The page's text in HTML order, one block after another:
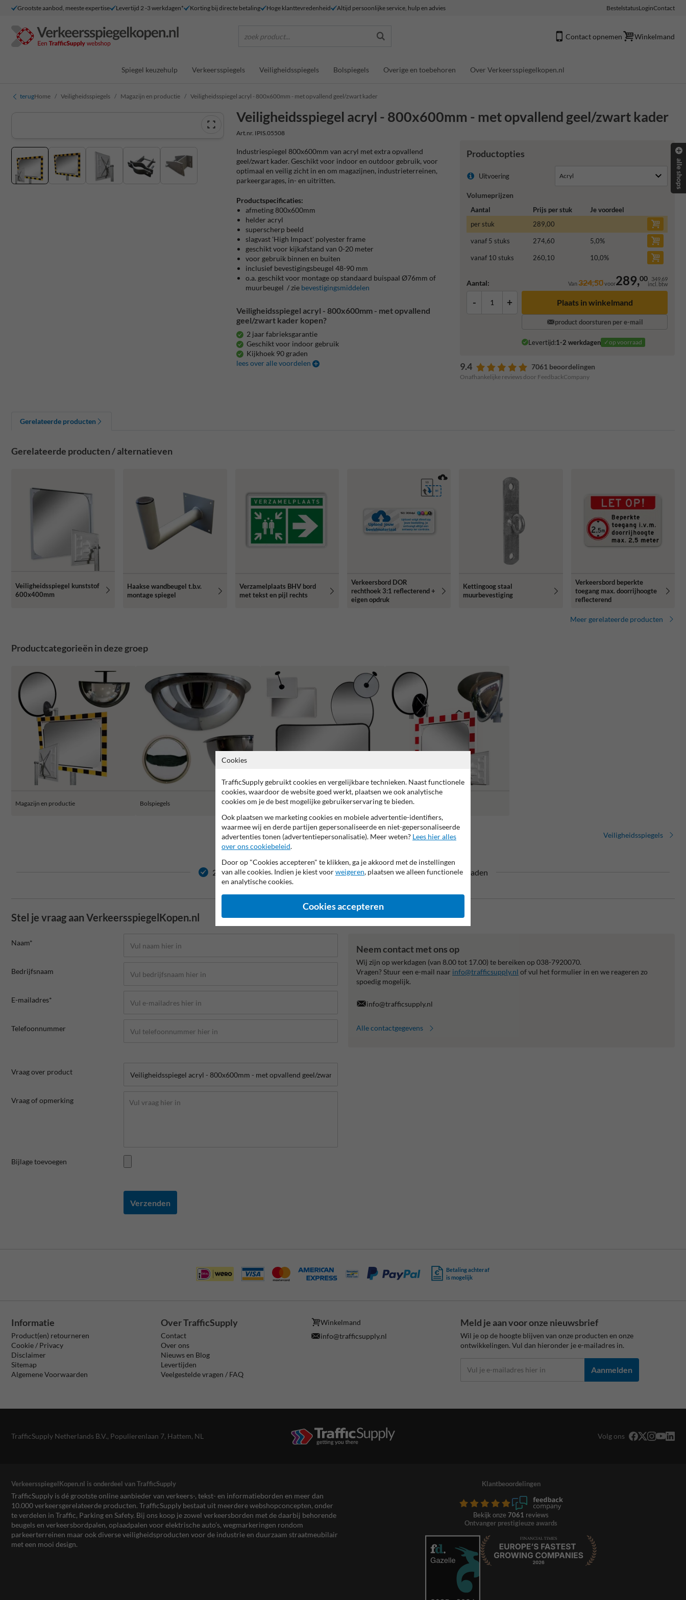
Grootste aanbod, meeste expertise Levertijd 2 -3 werkdagen* Korting bij directe betaling Hoge klanttevredenheid Altijd persoonlijke service, hulp en advies BestelstatusLoginContact
zoek product... Contact opnemen Winkelmand
Spiegel keuzehulp Verkeersspiegels Veiligheidsspiegels Bolspiegels Overige en toebehoren Over Verkeersspiegelkopen.nl
terugHome Veiligheidsspiegels Magazijn en productie Veiligheidsspiegel acryl - 800x600mm - met opvallend geel/zwart kader
Veiligheidsspiegel acryl - 800x600mm - met opvallend geel/zwart kader
Art.nr. IPIS.05508
Productopties
Uitvoering
Volumeprijzen
Aantal Prijs per stuk
Je voordeel
per stuk
289,00
vanaf 5 stuks 274,60 5,0%
vanaf 10 stuks 260,10 10,0%
Aantal: Van324,50voor289,00 349,69
incl. btw
- + Plaats in winkelmand
product doorsturen per e-mail
Levertijd:1-2 werkdagen ✓op voorraad
9.4 7061 beoordelingen
Onafhankelijke reviews door FeedbackCompany
Industriespiegel 800x600mm van acryl met extra opvallend
geel/zwart kader. Geschikt voor indoor en outdoor gebruik, voor
optimaal en veilig zicht in en om magazijnen, industrieterreinen,
parkeergarages, in- en uitritten.
Productspecificaties:
afmeting 800x600mm
helder acryl
superscherp beeld
slagvast 'High Impact' polyester frame
geschikt voor kijkafstand van 0-20 meter
voor gebruik binnen en buiten
inclusief bevestigingsbeugel 48-90 mm
o.a. geschikt voor montage op standaard buispaal Ø76mm of
muurbeugel / zie bevestigingsmiddelen
Veiligheidsspiegel acryl - 800x600mm - met opvallend
geel/zwart kader kopen?
2 jaar fabrieksgarantie
Geschikt voor indoor gebruik
Kijkhoek 90 graden
lees over alle voordelen
Gerelateerde producten
Gerelateerde producten / alternatieven
Veiligheidsspiegel kunststof
600x400mm
Haakse wandbeugel t.b.v.
montage spiegel
Verzamelplaats BHV bord
met tekst en pijl rechts
Verkeersbord DOR
rechthoek 3:1 reflecterend +
eigen opdruk
Kettingoog staal
muurbevestiging
Verkeersbord beperkte
toegang max. doorrijhoogte
reflecterend
Meer gerelateerde producten
Productcategorieën in deze groep
Magazijn en productie Bolspiegels Binnenspiegels Buitenterrein
Veiligheidsspiegels
2 jaar fabrieksgarantie Geschikt voor indoor gebruik Kijkhoek 90 graden
Stel je vraag aan VerkeersspiegelKopen.nl
Naam*
Bedrijfsnaam
E-mailadres*
Telefoonnummer
Vraag over product
Vraag of opmerking
Bijlage toevoegen
Verzenden
Neem contact met ons op
Wij zijn op werkdagen (van 8.00 tot 17.00) te bereiken op 038-7920070.
Vragen? Stuur een e-mail naar info@trafficsupply.nl of vul het formulier in en we reageren zo
spoedig mogelijk.
info@trafficsupply.nl
Alle contactgegevens
Betaling achteraf
is mogelijk
Informatie
Product(en) retourneren
Cookie / Privacy
Disclaimer
Sitemap
Algemene Voorwaarden
Over TrafficSupply
Contact
Over ons
Nieuws en Blog
Levertijden
Veelgestelde vragen / FAQ
Winkelmand
info@trafficsupply.nl
Meld je aan voor onze nieuwsbrief
Wil je op de hoogte blijven van onze producten en onze
ontwikkelingen. Vul dan hieronder je e-mailadres in.
Aanmelden
TrafficSupply Netherlands B.V., Populierenlaan 7, Hattem, NL Volg ons
VerkeersspiegelKopen.nl is onderdeel van TrafficSupply
TrafficSupply is dé grootste online aanbieder van verkeers-, tekst- en informatieborden en meer dan
10.000 verkeersgerelateerde producten. TrafficSupply bestaat uit meerdere webshopconcepten, onder
te verdelen in Traffic, Parking en Safety. Bij ons koop je zowel verkeersborden met de daarbij behorende
beugels en verkeersbordpalen, oplaadpalen voor elektrische auto’s, wegmarkeringen rondom
parkeerterreinen maar ook diverse veiligheidsproducten voor de industrie en duurzaam straatmeubilair
met een mooi design.
Klantbeoordelingen
Bekijk onze 7061 reviews
Ontvanger prestigieuze awards
alle shops
Cookies
TrafficSupply gebruikt cookies en vergelijkbare technieken. Naast functionele
cookies, waardoor de website goed werkt, plaatsen we ook analytische
cookies om je de best mogelijke gebruikerservaring te bieden.
Ook plaatsen we marketing cookies en mobiele advertentie-identifiers,
waarmee wij en derde partijen gepersonaliseerde en niet-gepersonaliseerde
advertenties tonen (advertentiepersonalisatie). Meer weten? Lees hier alles
over ons cookiebeleid.
Door op "Cookies accepteren" te klikken, ga je akkoord met de instellingen
van alle cookies. Indien je kiest voorweigeren, plaatsen we alleen functionele
en analytische cookies.
Cookies accepteren